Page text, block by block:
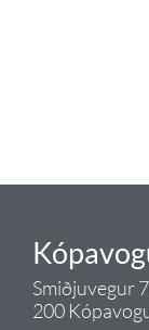
Smiðjuvegur
200